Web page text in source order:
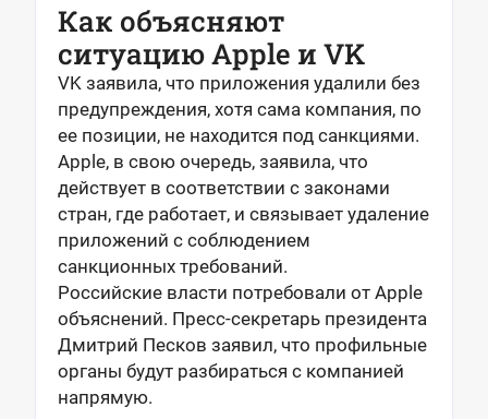
Как объясняют
ситуацию Apple и VK
VK заявила, что приложения удалили без
предупреждения, хотя сама компания, по
ее позиции, не находится под санкциями.
Apple, в свою очередь, заявила, что
действует в соответствии с законами
стран, где работает, и связывает удаление
приложений с соблюдением
санкционных требований.
Российские власти потребовали от Apple
объяснений. Пресс-секретарь президента
Дмитрий Песков заявил, что профильные
органы будут разбираться с компанией
напрямую.